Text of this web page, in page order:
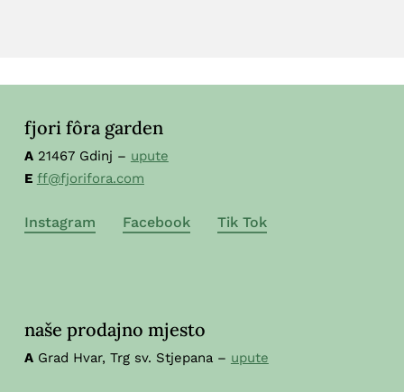
fjori fôra garden
A21467 Gdinj – upute
E ff@fjorifora.com
Instagram Facebook Tik Tok
naše prodajno mjesto
AGrad Hvar, Trg sv. Stjepana – upute